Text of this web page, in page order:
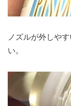
ノズルが外しや
い。